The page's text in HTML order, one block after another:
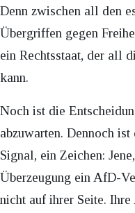
Denn zwischen all den
Übergriffen gegen
ein Rechtsstaat, der all
kann.
Noch ist die
abzuwarten. Dennoch
Signal, ein Zeichen:
Überzeugung ein AfD-
nicht auf ihrer Seite.